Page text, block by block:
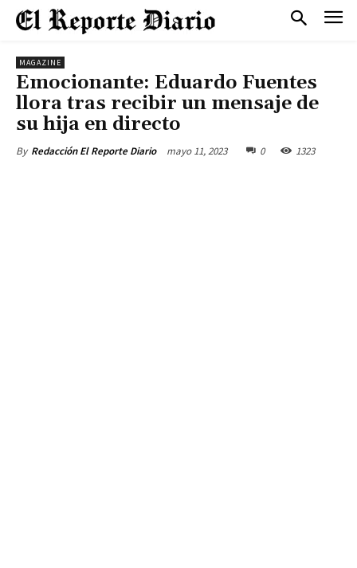
MAGAZINE
Emocionante: Eduardo Fuentes
llora tras recibir un mensaje de
su hija en directo
By Redacción El Reporte Diario mayo 11, 2023 0 1323